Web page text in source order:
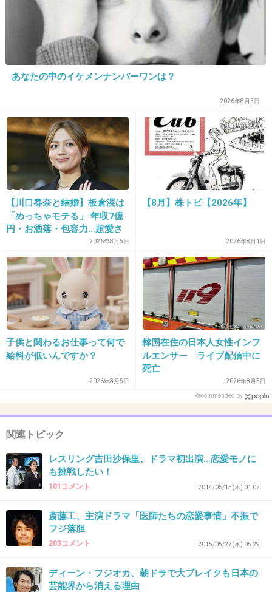
市橋達也の逃亡劇を映画化！ビジュアル初公開 市橋達也の逃亡劇を映画
化 ビジュアル初公開 - シネマトゥデイ世間を震撼させたイギリス人女性英
会話講師殺害事件の犯人・市橋達也自身の手記を基に映画化した『I AM
ICHIHASHI 逮捕されるまで』（11月9日公開）のポス...
+1165
28. 匿名2016/02/06(土) 14:02:05
なんの問題もナシ
あら探しが見苦しいよ
+655 -338
2016/02/06(土) 14:02:14
ガールズチャンネルって
tattoo凄い叩かれるのに
この人はいいんだ笑
謎すぎる。
tattoo別にいいじゃんって言うたびに
凄いマイナスくらってたから
-132
うーん…タトゥーは…。まだ日本でタトゥーは
一般的では無いし、日本の俳優さんでタトゥー
人は見た事が無いし、もし映像を観ている時に
タトゥーが写ったら観ている側は抵抗があるだ
+833 -103
あなたの中のイケメンナンバーワンは？
2026年8月5日
【川口春奈と結婚】板倉滉は
「めっちゃモテる」 年収7億
円・お洒落・包容力…超愛さ
2026年8月5日
【8月】株トピ【2026年】
2026年8月1日
子供と関わるお仕事って何で
給料が低いんですか？
2026年8月5日
韓国在住の日本人女性インフ
ルエンサー ライブ配信中に
死亡
2026年8月5日
Recommended by
関連トピック
レスリング吉田沙保里、ドラマ初出演…恋愛モノに
も挑戦したい！
101コメント 2014/05/15(木) 01:07
斎藤工、主演ドラマ「医師たちの恋愛事情」不振で
フジ落胆
203コメント 2015/05/27(水) 05:29
ディーン・フジオカ、朝ドラで大ブレイクも日本の
芸能界から消える理由